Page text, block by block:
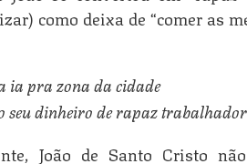
como deixa de “comer as
ia pra zona da cidade
seu dinheiro de rapaz
João de Santo Cristo